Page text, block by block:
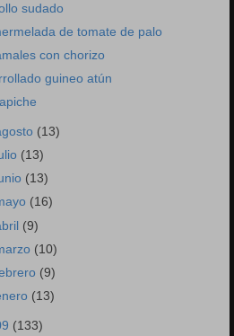
sudado
de tomate de palo
con chorizo
guineo atún
(13)
(13)
(13)
(16)
(9)
(10)
(9)
(13)
(133)